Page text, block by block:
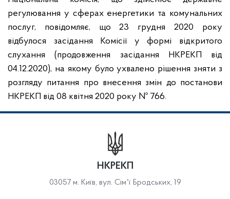
регулювання у сферах енергетики та комунальних
послуг, повідомляє, що 23 грудня 2020 року
відбулося засідання Комісії у формі відкритого
слухання (продовження засідання НКРЕКП від
04.12.2020), на якому було ухвалено рішення зняти з
розгляду питання про внесення змін до постанови
НКРЕКП від 08 квітня 2020 року № 766.
НКРЕКП
03057 м. Київ, вул. Сімʼї Бродських, 19